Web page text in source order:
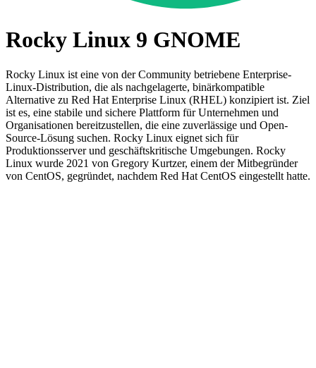
Rocky Linux 9 GNOME
Rocky Linux ist eine von der Community betriebene Enterprise-
Linux-Distribution, die als nachgelagerte, binärkompatible
Alternative zu Red Hat Enterprise Linux (RHEL) konzipiert ist. Ziel
ist es, eine stabile und sichere Plattform für Unternehmen und
Organisationen bereitzustellen, die eine zuverlässige und Open-
Source-Lösung suchen. Rocky Linux eignet sich für
Produktionsserver und geschäftskritische Umgebungen. Rocky
Linux wurde 2021 von Gregory Kurtzer, einem der Mitbegründer
von CentOS, gegründet, nachdem Red Hat CentOS eingestellt hatte.